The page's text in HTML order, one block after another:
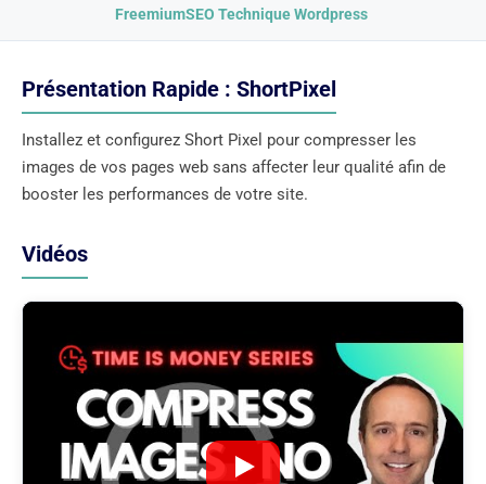
FreemiumSEO TechniqueWordpress
Présentation Rapide : ShortPixel
Installez et configurez Short Pixel pour compresser les
images de vos pages web sans affecter leur qualité afin de
booster les performances de votre site.
Vidéos